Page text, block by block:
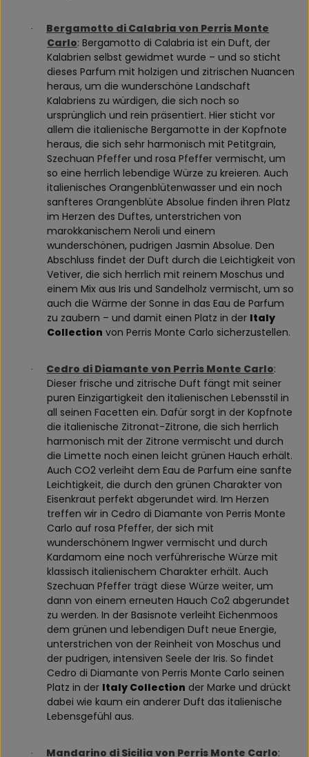
·
Bergamotto di Calabria von Perris Monte
Carlo: Bergamotto di Calabria ist ein Duft, der
Kalabrien selbst gewidmet wurde – und so sticht
dieses Parfum mit holzigen und zitrischen Nuancen
heraus, um die wunderschöne Landschaft
Kalabriens zu würdigen, die sich noch so
ursprünglich und rein präsentiert. Hier sticht vor
allem die italienische Bergamotte in der Kopfnote
heraus, die sich sehr harmonisch mit Petitgrain,
Szechuan Pfeffer und rosa Pfeffer vermischt, um
so eine herrlich lebendige Würze zu kreieren. Auch
italienisches Orangenblütenwasser und ein noch
sanfteres Orangenblüte Absolue finden ihren Platz
im Herzen des Duftes, unterstrichen von
marokkanischem Neroli und einem
wunderschönen, pudrigen Jasmin Absolue. Den
Abschluss findet der Duft durch die Leichtigkeit von
Vetiver, die sich herrlich mit reinem Moschus und
einem Mix aus Iris und Sandelholz vermischt, um so
auch die Wärme der Sonne in das Eau de Parfum
zu zaubern – und damit einen Platz in der Italy
Collection von Perris Monte Carlo sicherzustellen.
· Cedro di Diamante von Perris Monte Carlo:
Dieser frische und zitrische Duft fängt mit seiner
puren Einzigartigkeit den italienischen Lebensstil in
all seinen Facetten ein. Dafür sorgt in der Kopfnote
die italienische Zitronat-Zitrone, die sich herrlich
harmonisch mit der Zitrone vermischt und durch
die Limette noch einen leicht grünen Hauch erhält.
Auch CO2 verleiht dem Eau de Parfum eine sanfte
Leichtigkeit, die durch den grünen Charakter von
Eisenkraut perfekt abgerundet wird. Im Herzen
treffen wir in Cedro di Diamante von Perris Monte
Carlo auf rosa Pfeffer, der sich mit
wunderschönem Ingwer vermischt und durch
Kardamom eine noch verführerische Würze mit
klassisch italienischem Charakter erhält. Auch
Szechuan Pfeffer trägt diese Würze weiter, um
dann von einem erneuten Hauch Co2 abgerundet
zu werden. In der Basisnote verleiht Eichenmoos
dem grünen und lebendigen Duft neue Energie,
unterstrichen von der Reinheit von Moschus und
der pudrigen, intensiven Seele der Iris. So findet
Cedro di Diamante von Perris Monte Carlo seinen
Platz in der Italy Collection der Marke und drückt
dabei wie kaum ein anderer Duft das italienische
Lebensgefühl aus.
· Mandarino di Sicilia von Perris Monte Carlo: